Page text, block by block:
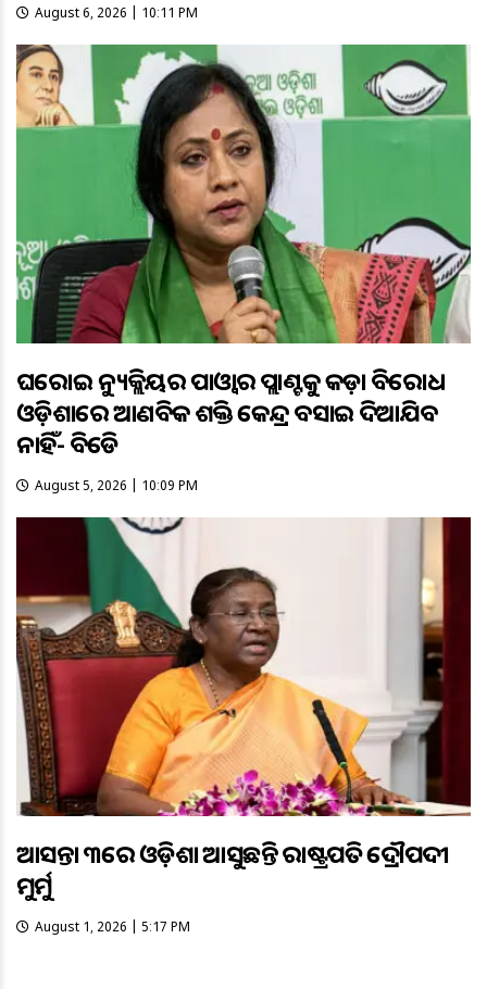
August 6, 2026 | 10:11 PM
ଘରୋଇ ନ୍ୟୁକ୍ଲିୟର ପାଓ୍ବାର ପ୍ଲାଣ୍ଟକୁ କଡ଼ା ବିରୋଧ
ଓଡ଼ିଶାରେ ଆଣବିକ ଶକ୍ତି କେନ୍ଦ୍ର ବସାଇ ଦିଆଯିବ
ନାହିଁ- ବିଜେଡି
August 5, 2026 | 10:09 PM
ଆସନ୍ତା ୩ରେ ଓଡ଼ିଶା ଆସୁଛନ୍ତି ରାଷ୍ଟ୍ରପତି ଦ୍ରୌପଦୀ
ମୁର୍ମୁ
August 1, 2026 | 5:17 PM